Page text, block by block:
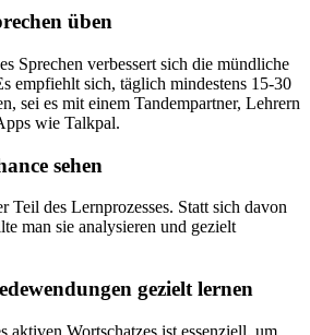
üben
Sprechen verbessert sich die mündliche
empfiehlt sich, täglich mindestens 15-30
sei es mit einem Tandempartner, Lehrern
wie Talkpal.
sehen
Teil des Lernprozesses. Statt sich davon
man sie analysieren und gezielt
gezielt lernen
aktiven Wortschatzes ist essenziell, um